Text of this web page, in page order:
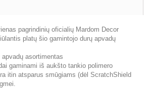
pagrindinių oficialių Mardom Decor
platų šio gamintojo durų apvadų
apvadų asortimentas
gaminami iš aukšto tankio polimero
itin atsparus smūgiams (dėl ScratchShield